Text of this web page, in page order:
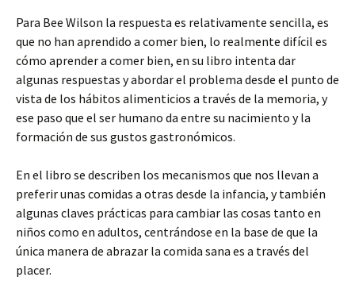
Para Bee Wilson la respuesta es relativamente sencilla, es
que no han aprendido a comer bien, lo realmente difícil es
cómo aprender a comer bien, en su libro intenta dar
algunas respuestas y abordar el problema desde el punto de
vista de los hábitos alimenticios a través de la memoria, y
ese paso que el ser humano da entre su nacimiento y la
formación de sus gustos gastronómicos.
En el libro se describen los mecanismos que nos llevan a
preferir unas comidas a otras desde la infancia, y también
algunas claves prácticas para cambiar las cosas tanto en
niños como en adultos, centrándose en la base de que la
única manera de abrazar la comida sana es a través del
placer.